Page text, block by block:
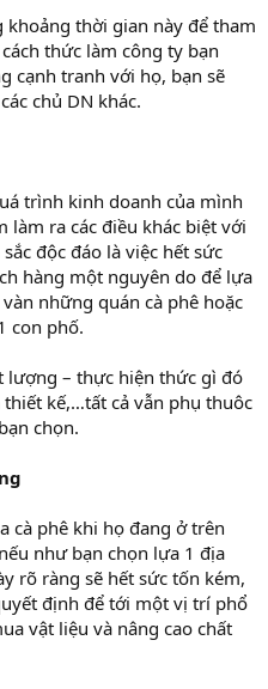
thời gian này để tham
thức làm công ty bạn
cạnh tranh với họ, bạn sẽ
chủ DN khác.
trình kinh doanh của mình
làm ra các điều khác biệt với
độc đáo là việc hết sức
hàng một nguyên do để lựa
những quán cà phê hoặc
con phố.
lượng – thực hiện thức gì đó
kế,…tất cả vẫn phụ thuôc
chọn.
cà phê khi họ đang ở trên
như bạn chọn lựa 1 địa
rõ ràng sẽ hết sức tốn kém,
định để tới một vị trí phổ
vật liệu và nâng cao chất